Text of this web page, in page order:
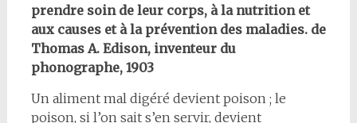
prendre soin de leur corps, à la nutrition et
aux causes et à la prévention des maladies. de
Thomas A. Edison, inventeur du
phonographe, 1903
Un aliment mal digéré devient poison ; le
poison, si l’on sait s’en servir, devient